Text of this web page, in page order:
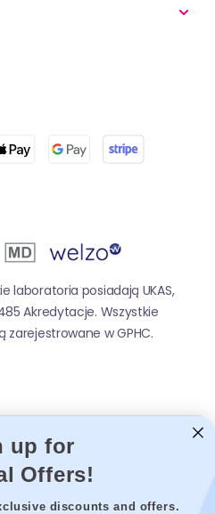
organizmowi
do twojego stylu
rygorystyczne
skuteczność i
najlepszą naturę, która
laboratoria posiadają UKAS,
Akredytacje. Wszystkie
w GPHC.
up for
Offers!
discounts and offers.